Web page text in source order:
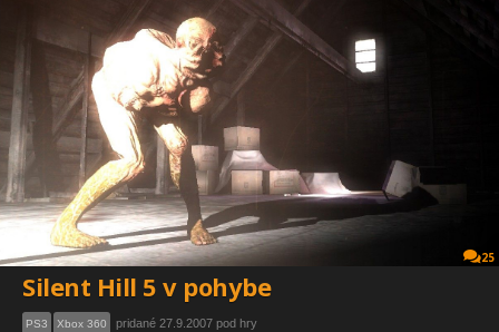
25
Silent Hill 5 v pohybe
PS3 Xbox 360 pridané 27.9.2007 pod hry